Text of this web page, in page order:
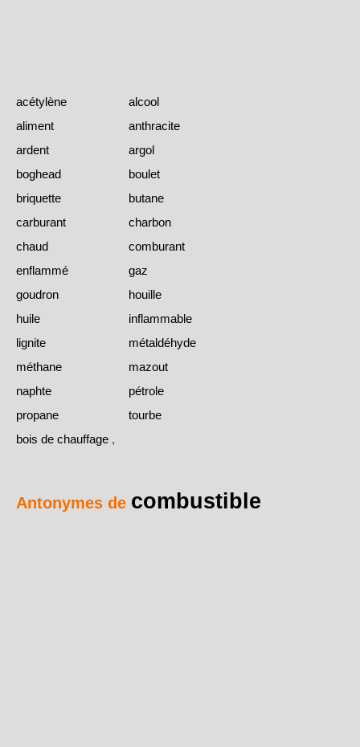
acétylène
alcool
aliment
anthracite
ardent
argol
boghead
boulet
briquette
butane
carburant
charbon
chaud
comburant
enflammé
gaz
goudron
houille
huile
inflammable
lignite
métaldéhyde
méthane
mazout
naphte
pétrole
propane
tourbe
bois de chauffage ,
Antonymes de combustible